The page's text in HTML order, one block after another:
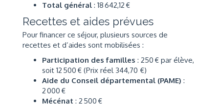
Total général : 18 642,12 €
Recettes et aides prévues
Pour financer ce séjour, plusieurs sources de
recettes et d’aides sont mobilisées :
Participation des familles : 250 € par élève,
soit 12 500 € (Prix réel 344,70 €)
Aide du Conseil départemental (PAME) :
2 000 €
Mécénat : 2 500 €